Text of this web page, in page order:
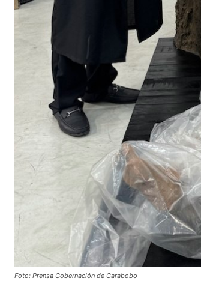
Foto: Prensa Gobernación de Carabobo